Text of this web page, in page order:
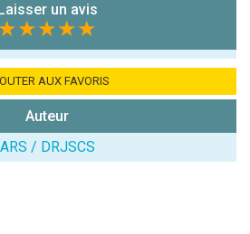
'Valider', j'accepte que mon avis
un avis
★★★★★
AUX FAVORIS
Auteur
ARS / DRJSCS